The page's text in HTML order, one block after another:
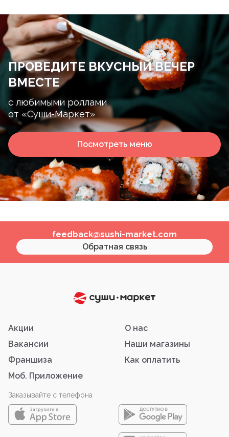
ПРОВЕДИТЕ ВКУСНЫЙ ВЕЧЕР
ВМЕСТЕ
с любимыми роллами
от «Суши-Маркет»
Посмотреть меню
feedback@sushi-market.com
Обратная связь
Акции
О нас
Вакансии
Наши магазины
Франшиза
Как оплатить
Моб. Приложение
Заказывайте с телефона